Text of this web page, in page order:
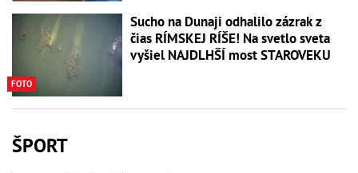
FOTO
Sucho na Dunaji odhalilo zázrak z
čias RÍMSKEJ RÍŠE! Na svetlo sveta
vyšiel NAJDLHŠÍ most STAROVEKU
ŠPORT